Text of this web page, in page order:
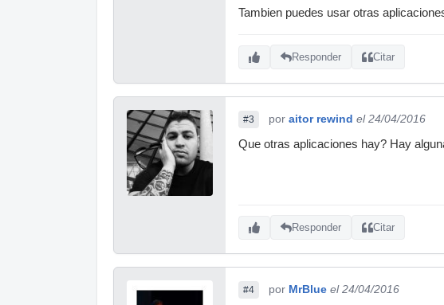
Tambien puedes usar otras
Responder Citar
#3 por aitor rewind el 24/04/2016
Que otras aplicaciones hay? Hay
Responder Citar
#4 por MrBlue el 24/04/2016